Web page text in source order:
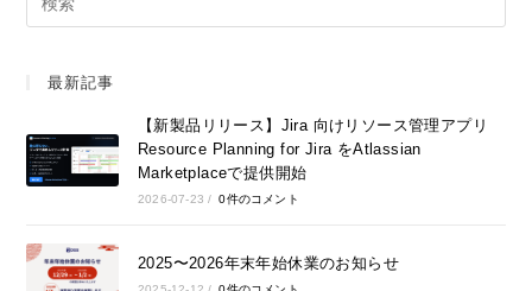
最新記事
【新製品リリース】Jira 向けリソース管理アプリ
Resource Planning for Jira をAtlassian
Marketplaceで提供開始
2026-07-23 / 0件のコメント
2025〜2026年末年始休業のお知らせ